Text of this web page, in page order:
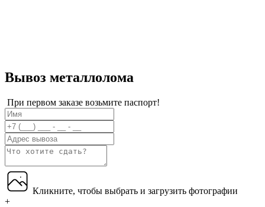
Вывоз металлолома
При первом заказе возьмите паспорт!
Кликните, чтобы выбрать и загрузить фотографии
+